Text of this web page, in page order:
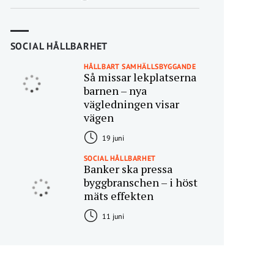
SOCIAL HÅLLBARHET
HÅLLBART SAMHÄLLSBYGGANDE
Så missar lekplatserna
barnen – nya
vägledningen visar
vägen
19 juni
SOCIAL HÅLLBARHET
Banker ska pressa
byggbranschen – i höst
mäts effekten
11 juni